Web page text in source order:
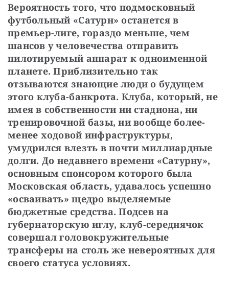
Вероятность того, что подмосковный
футбольный «Сатурн» останется в
премьер-лиге, гораздо меньше, чем
шансов у человечества отправить
пилотируемый аппарат к одноименной
планете. Приблизительно так
отзываются знающие люди о будущем
этого клуба-банкрота. Клуба, который, не
имея в собственности ни стадиона, ни
тренировочной базы, ни вообще более-
менее ходовой инфраструктуры,
умудрился влезть в почти миллиардные
долги. До недавнего времени «Сатурну»,
основным спонсором которого была
Московская область, удавалось успешно
«осваивать» щедро выделяемые
бюджетные средства. Подсев на
губернаторскую иглу, клуб-середнячок
совершал головокружительные
трансферы на столь же невероятных для
своего статуса условиях.